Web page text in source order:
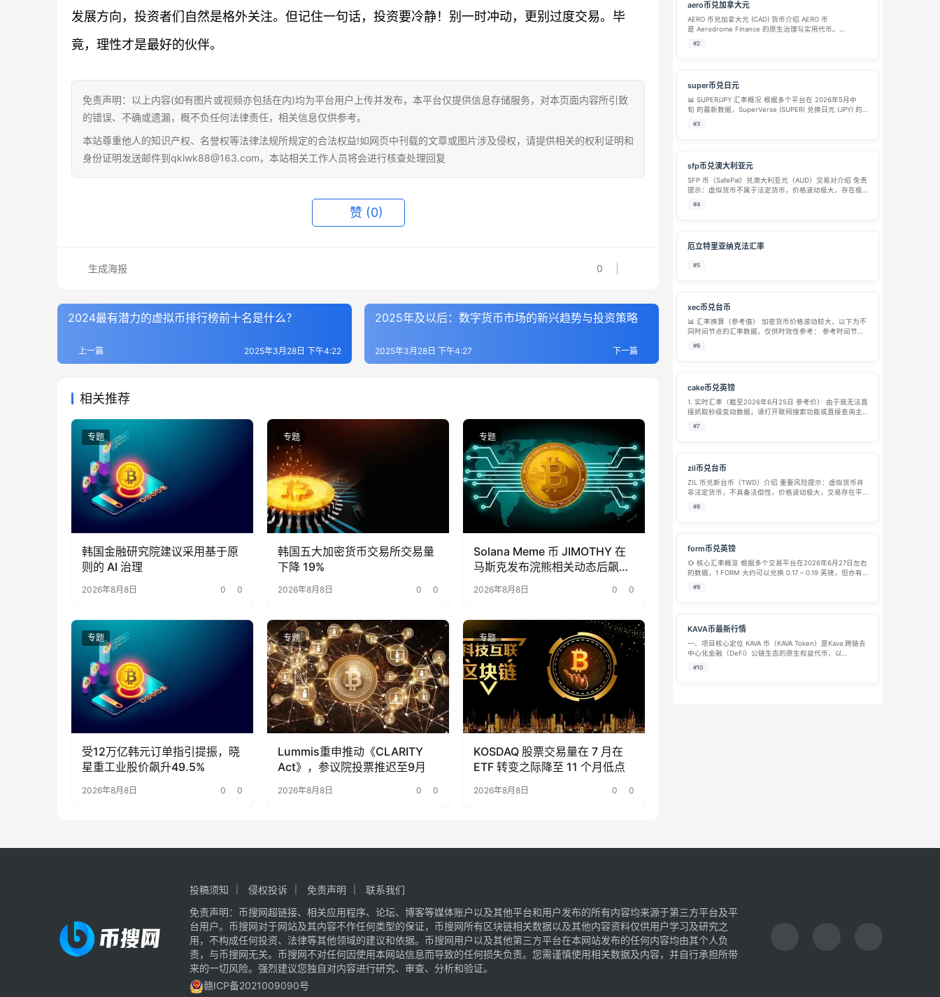
发展方向，投资者们自然是格外关注。但记住一句话，投资要冷静！别一时冲动，更别过度交易。毕
竟，理性才是最好的伙伴。
免责声明：以上内容(如有图片或视频亦包括在内)均为平台用户上传并发布，本平台仅提供信息存储服务，对本页面内容所引致
的错误、不确或遗漏，概不负任何法律责任，相关信息仅供参考。
本站尊重他人的知识产权、名誉权等法律法规所规定的合法权益!如网页中刊载的文章或图片涉及侵权，请提供相关的权利证明和
身份证明发送邮件到qklwk88@163.com，本站相关工作人员将会进行核查处理回复
赞 (0)
0
生成海报
2024最有潜力的虚拟币排行榜前十名是什么？
上一篇 2025年3月28日 下午4:22
2025年及以后：数字货币市场的新兴趋势与投资策略
下一篇
2025年3月28日 下午4:27
相关推荐
专题
韩国金融研究院建议采用基于原
则的 AI 治理
2026年8月8日 0 0
专题
韩国五大加密货币交易所交易量
下降 19%
2026年8月8日 0 0
专题
Solana Meme 币 JIMOTHY 在
马斯克发布浣熊相关动态后飙升
331%
2026年8月8日 0 0
专题
受12万亿韩元订单指引提振，晓
星重工业股价飙升49.5%
2026年8月8日 0 0
专题
Lummis重申推动《CLARITY
Act》，参议院投票推迟至9月
2026年8月8日 0 0
专题
KOSDAQ 股票交易量在 7 月在
ETF 转变之际降至 11 个月低点
2026年8月8日 0 0
aero币兑加拿大元
AERO 币兑加拿大元 (CAD) 货币介绍 AERO 币
是 Aerodrome Finance 的原生治理与实用代币。
Aerodrome Finance 是建立在 Base 网络（由 Coinbase
#2
super币兑日元
📊 SUPER/JPY 汇率概况 根据多个平台在 2026年5月中
旬 的最新数据，SuperVerse (SUPER) 兑换日元 (JPY) 的
价格大约在 20 JPY 到 21 JPY 之间浮动。 以下是不同平台
#3
sfp币兑澳大利亚元
SFP 币（SafePal）兑澳大利亚元（AUD）交易对介绍 免责
提示：虚拟货币不属于法定货币，价格波动极大，存在极
高投资风险，本文仅作信息科普，不构成任何投资建议。
#4
厄立特里亚纳克法汇率
#5
xec币兑台币
📊 汇率换算（参考值） 加密货币价格波动较大，以下为不
同时间节点的汇率数据，仅供时效性参考： 参考时间节点
汇率参考 换算参考 来源/数据日期 近期实时 1 XEC ≈
#6
cake币兑英镑
1. 实时汇率（截至2026年6月25日 参考价） 由于我无法直
接抓取秒级变动数据，请打开联网搜索功能或直接查询主
流交易平台（如Binance、CoinGecko）获取最新
#7
zil币兑台币
ZIL 币兑新台币（TWD）介绍 重要风险提示：虚拟货币并
非法定货币，不具备法偿性，价格波动极大，交易存在平
台跑路、诈骗、资金冻结等多重风险；中国大陆严禁任何
#8
form币兑英镑
💱 核心汇率概览 根据多个交易平台在2026年6月27日左右
的数据，1 FORM 大约可以兑换 0.17 – 0.19 英镑，但亦有
平台显示价格远高于此区间。具体情况如下： Bitget 平
#9
KAVA币最新行情
一、项目核心定位​ KAVA 币（KAVA Token）是Kava 跨链去
中心化金融（DeFi）公链生态的原生权益代币，以
“Cosmos-EVM 双生态融合 + 全品类金融服务” 为核心方
#10
投稿须知 侵权投诉 免责声明
联系我们
免责声明：币搜网超链接、相关应用程序、论坛、博客等媒体账户以及其他平台和用户发布的所有内容均来源于第三方平台及平
台用户。币搜网对于网站及其内容不作任何类型的保证，币搜网所有区块链相关数据以及其他内容资料仅供用户学习及研究之
用，不构成任何投资、法律等其他领域的建议和依据。币搜网用户以及其他第三方平台在本网站发布的任何内容均由其个人负
责，与币搜网无关。币搜网不对任何因使用本网站信息而导致的任何损失负责。您需谨慎使用相关数据及内容，并自行承担所带
来的一切风险。强烈建议您独自对内容进行研究、审查、分析和验证。
赣ICP备2021009090号